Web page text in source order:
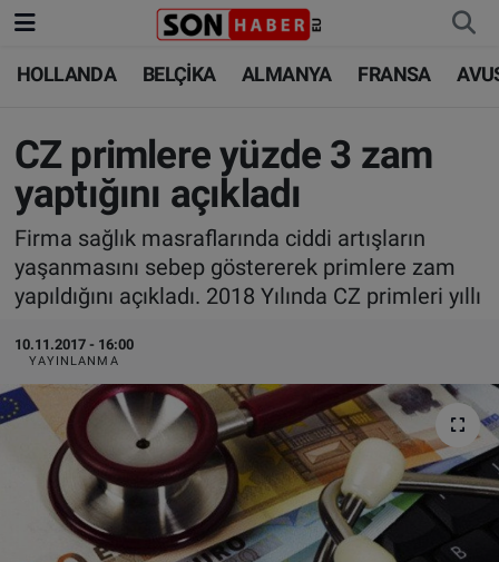
HOLLANDA BELÇİKA ALMANYA FRANSA
CZ primlere yüzde 3 zam
yaptığını açıkladı
Firma sağlık masraflarında ciddi artışların
yaşanmasını sebep göstererek primlere zam
yapıldığını açıkladı. 2018 Yılında CZ primleri yıllı
10.11.2017 - 16:00
YAYINLANMA
HOLLANDA
BELÇİKA
ALMANYA
FRANSA
AVUSTURYA
SAĞLIK - YAŞAM
BİLİM-TEKNOLOJİ
HOLLANDA
BELÇİKA
ALMANYA
TÜRKİYE
DÜNYA
BİLİM-TEKNOLOJİ
SAĞLIK
FOTO GALERİ
VIDEO GALERİ
Nöbetçi Eczaneler
Hava Durumu
Trafik Durumu
Süper Lig Puan Durumu ve Fikstür
Tüm Manşetler
Son Dakika Haberleri
Haber Arşivi